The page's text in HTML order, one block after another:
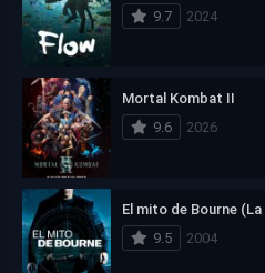
9.7
2024
Mortal Kombat II
9.6
2026
El mito de Bourne
9.5
2004